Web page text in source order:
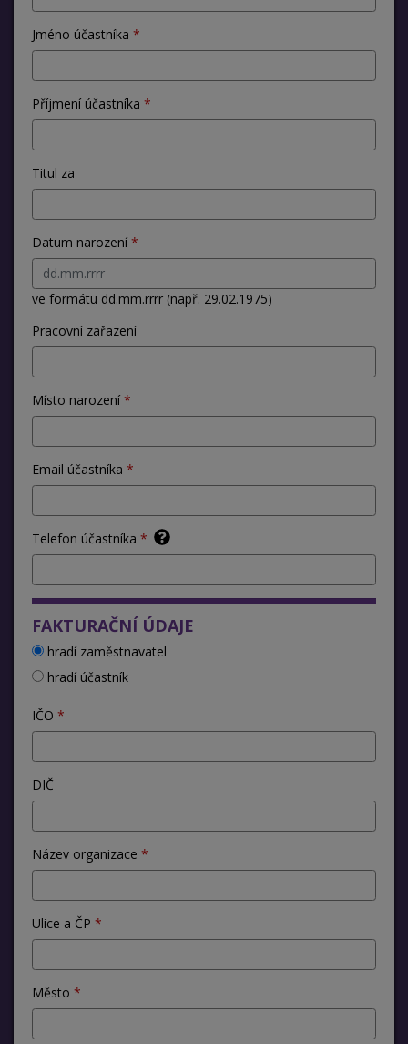
Jméno účastníka
Příjmení účastníka
Titul za
Datum narození
ve formátu dd.mm.rrrr (např. 29.02.1975)
Pracovní zařazení
Místo narození
Email účastníka
Telefon účastníka
FAKTURAČNÍ ÚDAJE
hradí zaměstnavatel
hradí účastník
IČO
DIČ
Název organizace
Ulice a ČP
Město